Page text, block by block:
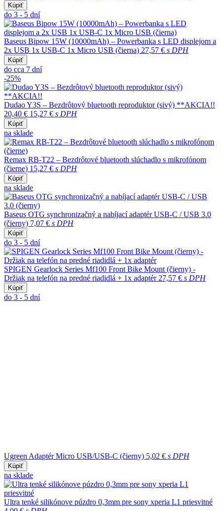
Kúpiť
do 3 - 5 dní
Baseus Bipow 15W (10000mAh) – Powerbanka s LED displejom a
2x USB 1x USB-C 1x Micro USB (čierna) 27,57 € s DPH
Kúpiť
do cca 7 dní
-25%
Dudao Y3S – Bezdrôtový bluetooth reproduktor (sivý) **AKCIA!!
20,40 € 15,27 € s DPH
Kúpiť
na sklade
Remax RB-T22 – Bezdrôtové bluetooth slúchadlo s mikrofónom
(čierne) 15,27 € s DPH
Kúpiť
na sklade
Baseus OTG synchronizačný a nabíjací adaptér USB-C / USB 3.0
(čierny) 7,07 € s DPH
Kúpiť
do 3 - 5 dní
SPIGEN Gearlock Series Mf100 Front Bike Mount (čierny) -
Držiak na telefón na predné riadidlá + 1x adaptér 27,57 € s DPH
Kúpiť
do 3 - 5 dní
Ugreen Adaptér Micro USB/USB-C (čierny) 5,02 € s DPH
Kúpiť
na sklade
Ultra tenké silikónove púzdro 0,3mm pre sony xperia L1 priesvitné